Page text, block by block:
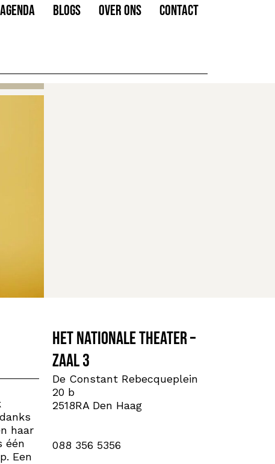
AGENDA BLOGS OVER ONS CONTACT
haar
één
Een
Het Nationale Theater –
Zaal 3
De Constant Rebecqueplein
20 b
2518RA Den Haag
088 356 5356